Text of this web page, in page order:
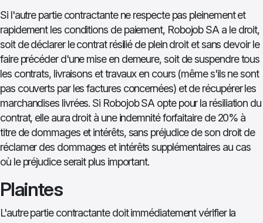
Si l'autre partie contractante ne respecte pas pleinement et
rapidement les conditions de paiement, Robojob SA a le droit,
soit de déclarer le contrat résilié de plein droit et sans devoir le
faire précéder d'une mise en demeure, soit de suspendre tous
les contrats, livraisons et travaux en cours (même s'ils ne sont
pas couverts par les factures concernées) et de récupérer les
marchandises livrées. Si Robojob SA opte pour la résiliation du
contrat, elle aura droit à une indemnité forfaitaire de 20% à
titre de dommages et intérêts, sans préjudice de son droit de
réclamer des dommages et intérêts supplémentaires au cas
où le préjudice serait plus important.
Plaintes
L'autre partie contractante doit immédiatement vérifier la